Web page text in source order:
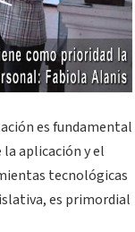
es fundamental
aplicación y el
tecnológicas
es primordial